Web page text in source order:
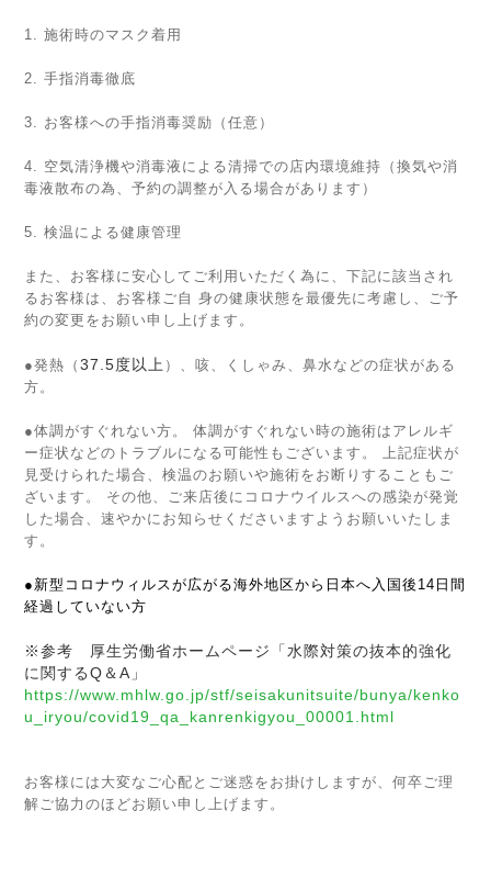
1. 施術時のマスク着用
2. 手指消毒徹底
3. お客様への手指消毒奨励（任意）
4. 空気清浄機や消毒液による清掃での店内環境維持（換気や消
毒液散布の為、予約の調整が入る場合があります）
5. 検温による健康管理
また、お客様に安心してご利用いただく為に、下記に該当され
るお客様は、お客様ご自 身の健康状態を最優先に考慮し、ご予
約の変更をお願い申し上げます。
●発熱（ 37.5度以上 ）、咳、くしゃみ、鼻水などの症状がある
方。
●体調がすぐれない方。 体調がすぐれない時の施術はアレルギ
ー症状などのトラブルになる可能性もございます。 上記症状が
見受けられた場合、検温のお願いや施術をお断りすることもご
ざいます。 その他、ご来店後にコロナウイルスへの感染が発覚
した場合、速やかにお知らせくださいますようお願いいたしま
す。
●新型コロナウィルスが広がる海外地区から日本へ入国後14日間
経過していない方
※参考 厚生労働省ホームページ「水際対策の抜本的強化
に関するQ＆A」
https://www.mhlw.go.jp/stf/seisakunitsuite/bunya/kenko
u_iryou/covid19_qa_kanrenkigyou_00001.html
お客様には大変なご心配とご迷惑をお掛けしますが、何卒ご理
解ご協力のほどお願い申し上げます。